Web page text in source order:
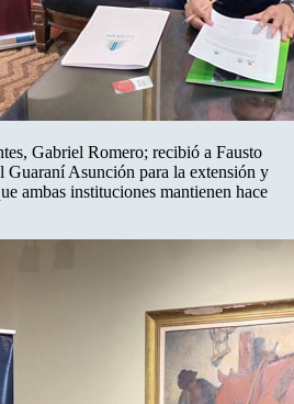
Gabriel Romero; recibió a Fausto
Guaraní Asunción para la extensión y
ambas instituciones mantienen hace